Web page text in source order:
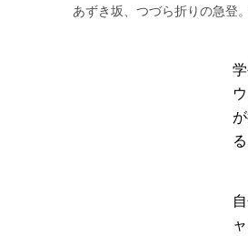
あずき坂、つづら折りの急登
る